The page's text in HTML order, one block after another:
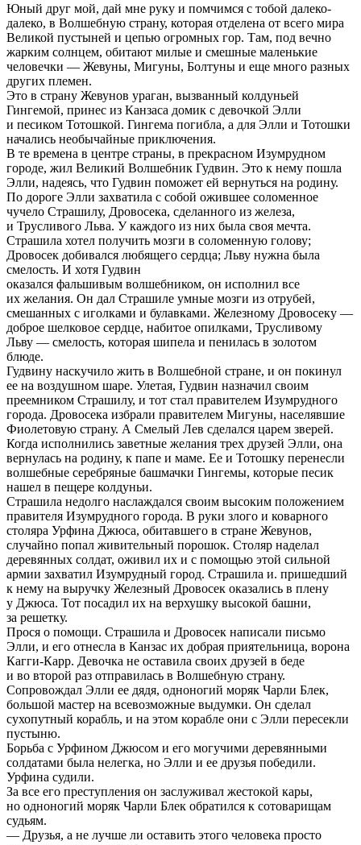
Юный друг мой, дай мне руку и помчимся с тобой далеко-
далеко, в Волшебную страну, которая отделена от всего мира
Великой пустыней и цепью огромных гор. Там, под вечно
жарким солнцем, обитают милые и смешные маленькие
человечки — Жевуны, Мигуны, Болтуны и еще много разных
других племен.
Это в страну Жевунов ураган, вызванный колдуньей
Гингемой, принес из Канзаса домик с девочкой Элли
и песиком Тотошкой. Гингема погибла, а для Элли и Тотошки
начались необычайные приключения.
В те времена в центре страны, в прекрасном Изумрудном
городе, жил Великий Волшебник Гудвин. Это к нему пошла
Элли, надеясь, что Гудвин поможет ей вернуться на родину.
По дороге Элли захватила с собой ожившее соломенное
чучело Страшилу, Дровосека, сделанного из железа,
и Трусливого Льва. У каждого из них была своя мечта.
Страшила хотел получить мозги в соломенную голову;
Дровосек добивался любящего сердца; Льву нужна была
смелость. И хотя Гудвин
оказался фальшивым волшебником, он исполнил все
их желания. Он дал Страшиле умные мозги из отрубей,
смешанных с иголками и булавками. Железному Дровосеку —
доброе шелковое сердце, набитое опилками, Трусливому
Льву — смелость, которая шипела и пенилась в золотом
блюде.
Гудвину наскучило жить в Волшебной стране, и он покинул
ее на воздушном шаре. Улетая, Гудвин назначил своим
преемником Страшилу, и тот стал правителем Изумрудного
города. Дровосека избрали правителем Мигуны, населявшие
Фиолетовую страну. А Смелый Лев сделался царем зверей.
Когда исполнились заветные желания трех друзей Элли, она
вернулась на родину, к папе и маме. Ее и Тотошку перенесли
волшебные серебряные башмачки Гингемы, которые песик
нашел в пещере колдуньи.
Страшила недолго наслаждался своим высоким положением
правителя Изумрудного города. В руки злого и коварного
столяра Урфина Джюса, обитавшего в стране Жевунов,
случайно попал живительный порошок. Столяр наделал
деревянных солдат, оживил их и с помощью этой сильной
армии захватил Изумрудный город. Страшила и. пришедший
к нему на выручку Железный Дровосек оказались в плену
у Джюса. Тот посадил их на верхушку высокой башни,
за решетку.
Прося о помощи. Страшила и Дровосек написали письмо
Элли, и его отнесла в Канзас их добрая приятельница, ворона
Кагги-Карр. Девочка не оставила своих друзей в беде
и во второй раз отправилась в Волшебную страну.
Сопровождал Элли ее дядя, одноногий моряк Чарли Блек,
большой мастер на всевозможные выдумки. Он сделал
сухопутный корабль, и на этом корабле они с Элли пересекли
пустыню.
Борьба с Урфином Джюсом и его могучими деревянными
солдатами была нелегка, но Элли и ее друзья победили.
Урфина судили.
За все его преступления он заслуживал жестокой кары,
но одноногий моряк Чарли Блек обратился к сотоварищам
судьям.
— Друзья, а не лучше ли оставить этого человека просто